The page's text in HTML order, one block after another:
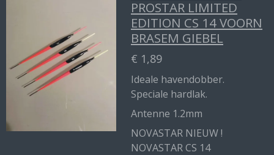
PROSTAR LIMITED
EDITION CS 14 VOORN
BRASEM GIEBEL
€ 1,89
Ideale havendobber.
Speciale hardlak.
Antenne 1.2mm
NOVASTAR NIEUW !
NOVASTAR CS 14